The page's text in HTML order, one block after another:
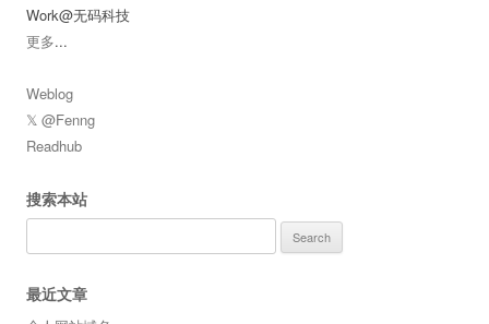
Work@无码科技
更多...
Weblog
𝕏 @Fenng
Readhub
搜索本站
for:
最近文章